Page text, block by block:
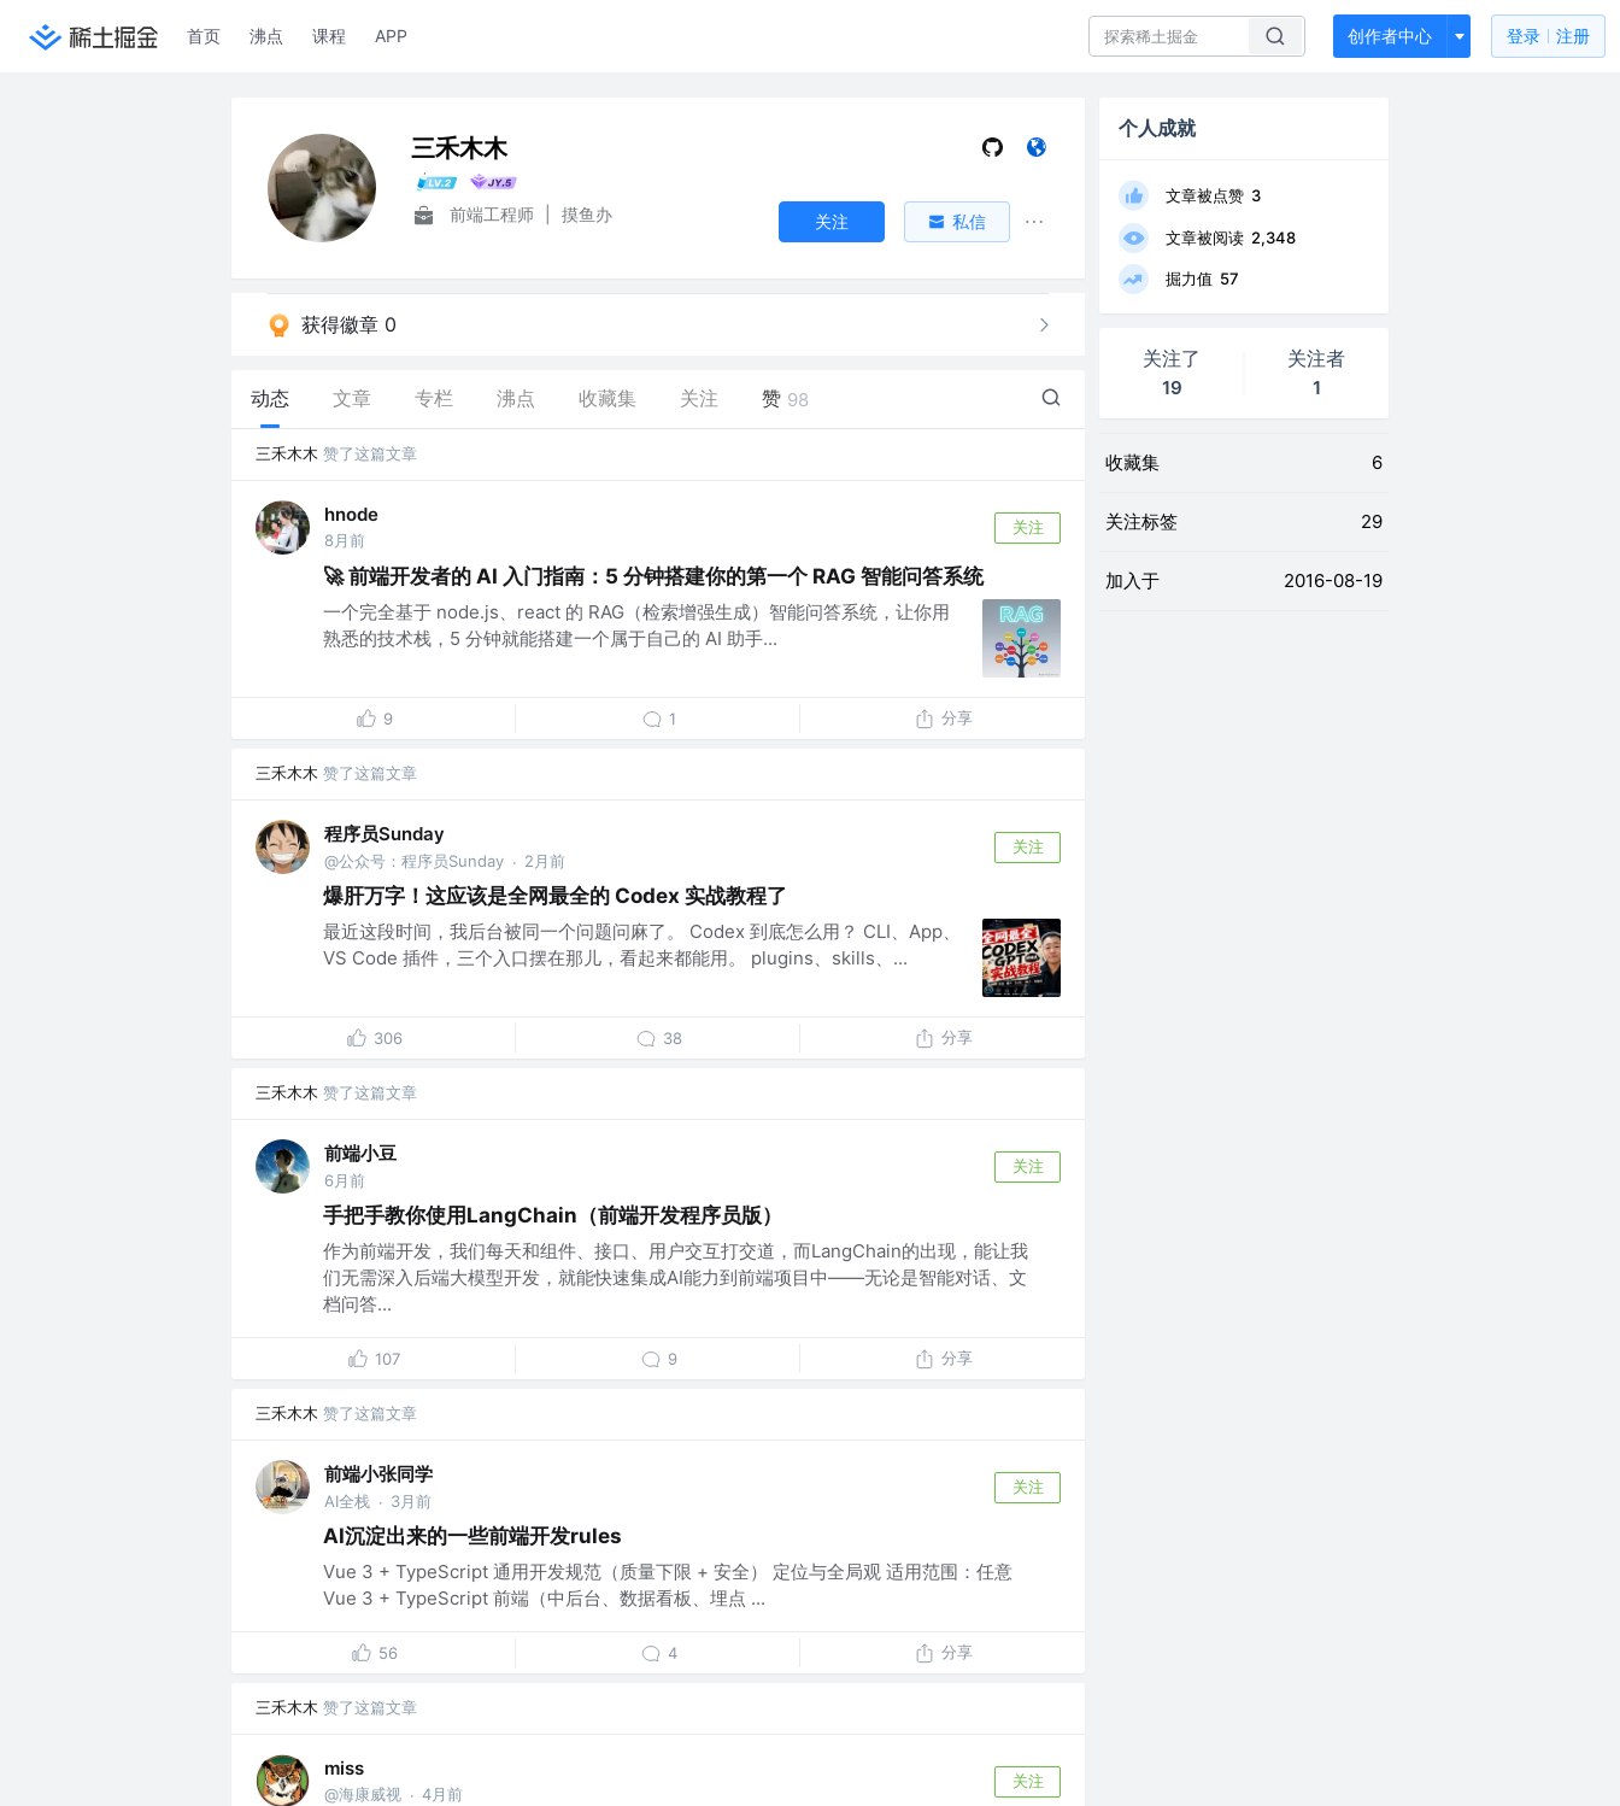
首页 沸点 课程 APP 创作者中心 登录 注册
三禾木木
前端工程师 摸鱼办 关注 私信
获得徽章 0
动态 文章 专栏 沸点 收藏集 关注 赞 98
三禾木木 赞了这篇文章
hnode
8月前
关注
🚀 前端开发者的 AI 入门指南：5 分钟搭建你的第一个 RAG 智能问答系统
一个完全基于 node.js、react 的 RAG（检索增强生成）智能问答系统，让你用
熟悉的技术栈，5 分钟就能搭建一个属于自己的 AI 助手...
9 1 分享
三禾木木 赞了这篇文章
程序员Sunday
@公众号：程序员Sunday · 2月前
关注
爆肝万字！这应该是全网最全的 Codex 实战教程了
最近这段时间，我后台被同一个问题问麻了。 Codex 到底怎么用？ CLI、App、
VS Code 插件，三个入口摆在那儿，看起来都能用。 plugins、skills、...
306 38 分享
三禾木木 赞了这篇文章
前端小豆
6月前
关注
手把手教你使用LangChain（前端开发程序员版）
作为前端开发，我们每天和组件、接口、用户交互打交道，而LangChain的出现，能让我
们无需深入后端大模型开发，就能快速集成AI能力到前端项目中——无论是智能对话、文
档问答...
107 9 分享
三禾木木 赞了这篇文章
前端小张同学
AI全栈 · 3月前
关注
AI沉淀出来的一些前端开发rules
Vue 3 + TypeScript 通用开发规范（质量下限 + 安全） 定位与全局观 适用范围：任意
Vue 3 + TypeScript 前端（中后台、数据看板、埋点 ...
56 4 分享
三禾木木 赞了这篇文章
miss
@海康威视 · 4月前
关注
个人成就
文章被点赞 3
文章被阅读 2,348
掘力值 57
关注了
19
关注者
1
收藏集 6
关注标签 29
加入于 2016-08-19